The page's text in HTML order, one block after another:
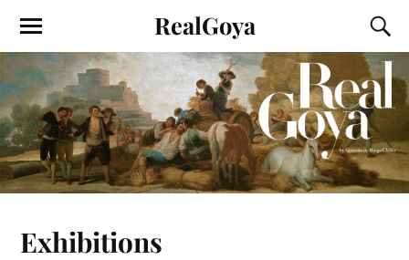
RealGoya
Exhibitions